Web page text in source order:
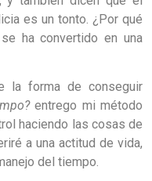
es un tonto. ¿Por qué
ha convertido en una
la forma de conseguir
entrego mi método
haciendo las cosas de
a una actitud de vida,
del tiempo.